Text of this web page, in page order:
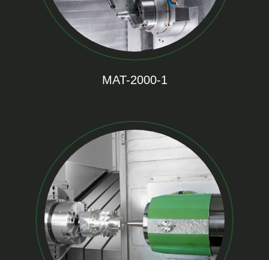
MAT-2000-1